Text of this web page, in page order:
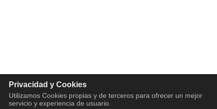
Privacidad y Cookies
Utilizamos Cookies propias y de terceros para ofrecer un mejor
servicio y experiencia de usuario.